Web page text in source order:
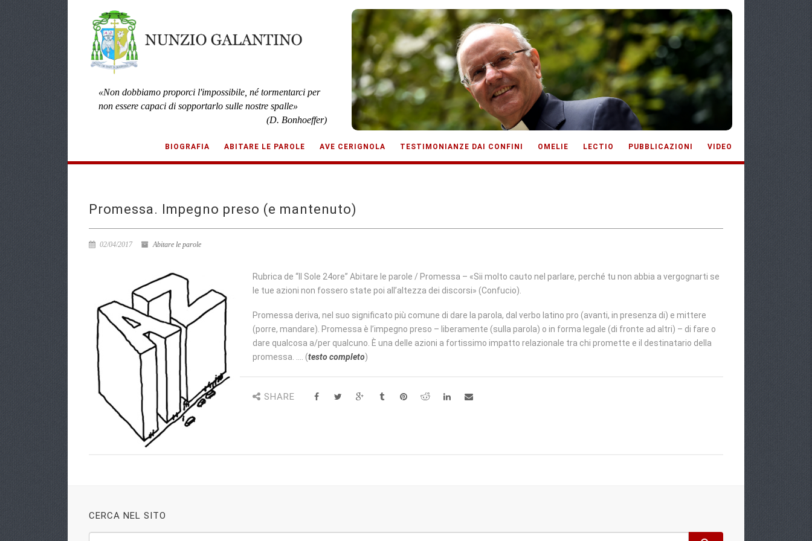
«Non dobbiamo proporci l'impossibile, né tormentarci per
non essere capaci di sopportarlo sulle nostre spalle»
(D. Bonhoeffer)
BIOGRAFIA ABITARE LE PAROLE AVE CERIGNOLA TESTIMONIANZE DAI CONFINI OMELIE LECTIO PUBBLICAZIONI VIDEO
Promessa. Impegno preso (e mantenuto)
02/04/2017 Abitare le parole
Rubrica de “Il Sole 24ore” Abitare le parole / Promessa – «Sii molto cauto nel parlare, perché tu non abbia a vergognarti se
le tue azioni non fossero state poi all’altezza dei discorsi» (Confucio).
Promessa deriva, nel suo significato più comune di dare la parola, dal verbo latino pro (avanti, in presenza di) e mittere
(porre, mandare). Promessa è l’impegno preso – liberamente (sulla parola) o in forma legale (di fronte ad altri) – di fare o
dare qualcosa a/per qualcuno. È una delle azioni a fortissimo impatto relazionale tra chi promette e il destinatario della
promessa. …. (testo completo)
SHARE
CERCA NEL SITO